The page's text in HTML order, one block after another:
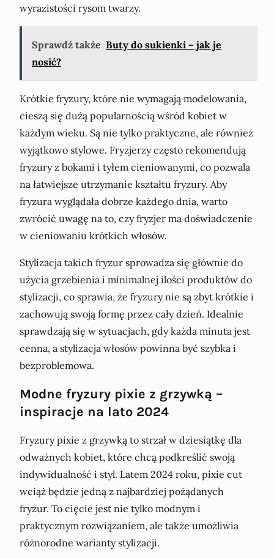
wyrazistości rysom twarzy.
Sprawdź także Buty do sukienki – jak je
nosić?
Krótkie fryzury, które nie wymagają modelowania,
cieszą się dużą popularnością wśród kobiet w
każdym wieku. Są nie tylko praktyczne, ale również
wyjątkowo stylowe. Fryzjerzy często rekomendują
fryzury z bokami i tyłem cieniowanymi, co pozwala
na łatwiejsze utrzymanie kształtu fryzury. Aby
fryzura wyglądała dobrze każdego dnia, warto
zwrócić uwagę na to, czy fryzjer ma doświadczenie
w cieniowaniu krótkich włosów.
Stylizacja takich fryzur sprowadza się głównie do
użycia grzebienia i minimalnej ilości produktów do
stylizacji, co sprawia, że fryzury nie są zbyt krótkie i
zachowują swoją formę przez cały dzień. Idealnie
sprawdzają się w sytuacjach, gdy każda minuta jest
cenna, a stylizacja włosów powinna być szybka i
bezproblemowa.
Modne fryzury pixie z grzywką –
inspiracje na lato 2024
Fryzury pixie z grzywką to strzał w dziesiątkę dla
odważnych kobiet, które chcą podkreślić swoją
indywidualność i styl. Latem 2024 roku, pixie cut
wciąż będzie jedną z najbardziej pożądanych
fryzur. To cięcie jest nie tylko modnym i
praktycznym rozwiązaniem, ale także umożliwia
różnorodne warianty stylizacji.